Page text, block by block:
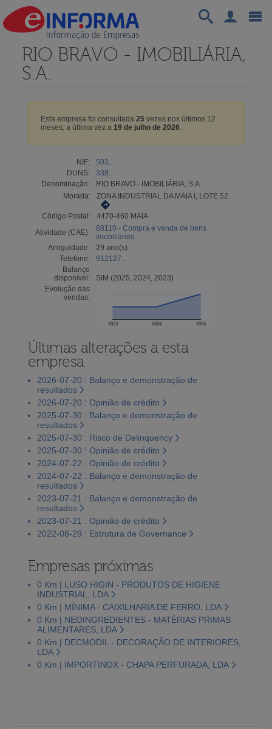
RIO BRAVO - IMOBILIÁRIA,
S.A.
Esta empresa foi consultada 25vezes nos últimos 12
meses, a última vez a 19 de julho de 2026.
NIF:
503...
DUNS:
338...
Denominação:
RIO BRAVO - IMOBILIÁRIA, S.A.
Morada:
ZONA INDUSTRIAL DA MAIA I, LOTE 52
Código Postal:
4470-460 MAIA
Atividade (CAE):
68110 - Compra e venda de bens
imobiliários
Antiguidade:
29 ano(s)
Telefone:
912127...
Balanço
disponível:
SIM (2025, 2024, 2023)
Evolução das
vendas:
2023 2024 2025
Últimas alterações a esta
empresa
2026-07-20 : Balanço e demonstração de
resultados
2026-07-20 : Opinião de crédito
2025-07-30 : Balanço e demonstração de
resultados
2025-07-30 : Risco de Delinquency
2025-07-30 : Opinião de crédito
2024-07-22 : Opinião de crédito
2024-07-22 : Balanço e demonstração de
resultados
2023-07-21 : Balanço e demonstração de
resultados
2023-07-21 : Opinião de crédito
2022-08-29 : Estrutura de Governance
Empresas próximas
0 Km | LUSO HIGIN - PRODUTOS DE HIGIENE
INDUSTRIAL, LDA
0 Km | MÍNIMA - CAIXILHARIA DE FERRO, LDA
0 Km | NEOINGREDIENTES - MATÉRIAS PRIMAS
ALIMENTARES, LDA
0 Km | DECMODIL - DECORAÇÃO DE INTERIORES,
LDA
0 Km | IMPORTINOX - CHAPA PERFURADA, LDA